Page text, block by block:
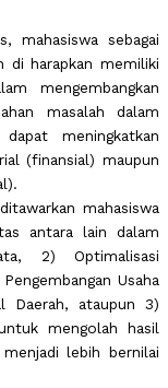
mahasiswa sebagai
di harapkan memiliki
mengembangkan
masalah dalam
meningkatkan
(finansial) maupun
mahasiswa
antara lain dalam
2) Optimalisasi
Usaha
Daerah, ataupun 3)
mengolah hasil
lebih bernilai